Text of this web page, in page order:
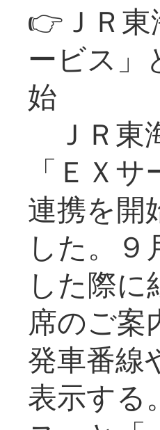
👉ＪＲ
ービス」
始
ＪＲ東
「ＥＸ
連携を開
した。
した際
席のご案
発車番線
表示する